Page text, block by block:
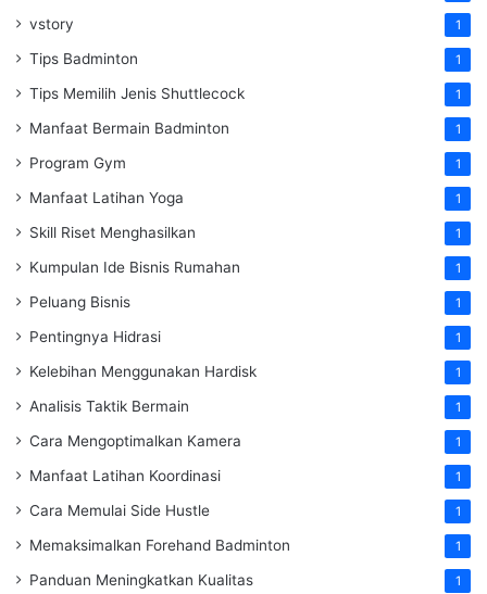
vstory 1
Tips Badminton 1
Tips Memilih Jenis Shuttlecock 1
Manfaat Bermain Badminton 1
Program Gym 1
Manfaat Latihan Yoga 1
Skill Riset Menghasilkan 1
Kumpulan Ide Bisnis Rumahan 1
Peluang Bisnis 1
Pentingnya Hidrasi 1
Kelebihan Menggunakan Hardisk 1
Analisis Taktik Bermain 1
Cara Mengoptimalkan Kamera 1
Manfaat Latihan Koordinasi 1
Cara Memulai Side Hustle 1
Memaksimalkan Forehand Badminton 1
Panduan Meningkatkan Kualitas 1